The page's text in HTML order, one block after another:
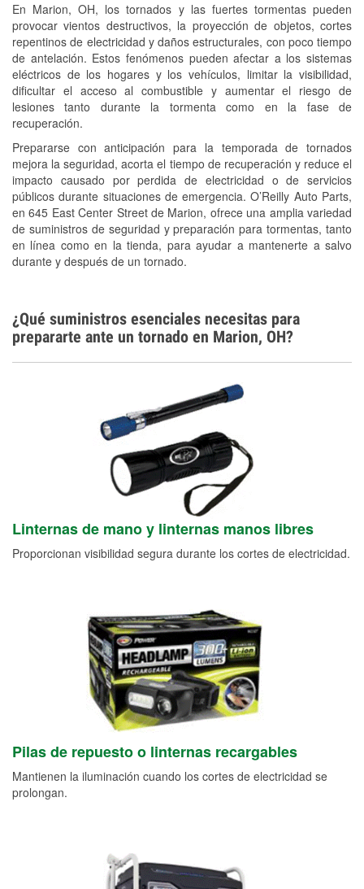
En Marion, OH, los tornados y las fuertes tormentas pueden
provocar vientos destructivos, la proyección de objetos, cortes
repentinos de electricidad y daños estructurales, con poco tiempo
de antelación. Estos fenómenos pueden afectar a los sistemas
eléctricos de los hogares y los vehículos, limitar la visibilidad,
dificultar el acceso al combustible y aumentar el riesgo de
lesiones tanto durante la tormenta como en la fase de
recuperación.
Prepararse con anticipación para la temporada de tornados
mejora la seguridad, acorta el tiempo de recuperación y reduce el
impacto causado por perdida de electricidad o de servicios
públicos durante situaciones de emergencia. O’Reilly Auto Parts,
en 645 East Center Street de Marion, ofrece una amplia variedad
de suministros de seguridad y preparación para tormentas, tanto
en línea como en la tienda, para ayudar a mantenerte a salvo
durante y después de un tornado.
Herramientas
Rectificación de tambores y discos de
freno
Snowstorm Supplies
Conoce más
¿Qué suministros esenciales necesitas para
prepararte ante un tornado en Marion, OH?
Linternas de mano y linternas manos libres
Proporcionan visibilidad segura durante los cortes de electricidad.
Pilas de repuesto o linternas recargables
Mantienen la iluminación cuando los cortes de electricidad se
prolongan.